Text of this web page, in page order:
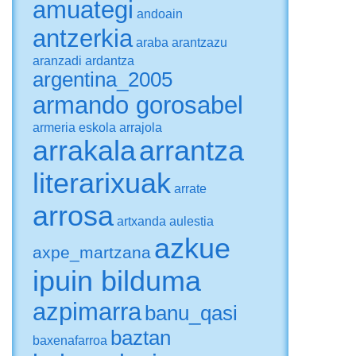
amuategi andoain
antzerkia araba arantzazu
aranzadi ardantza
argentina_2005
armando gorosabel
armeria eskola arrajola
arrakalaarrantza
literarixuak arrate
arrosa artxanda aulestia
axpe_martzana azkue
ipuin bilduma
azpimarra banu_qasi
baxenafarroa baztan